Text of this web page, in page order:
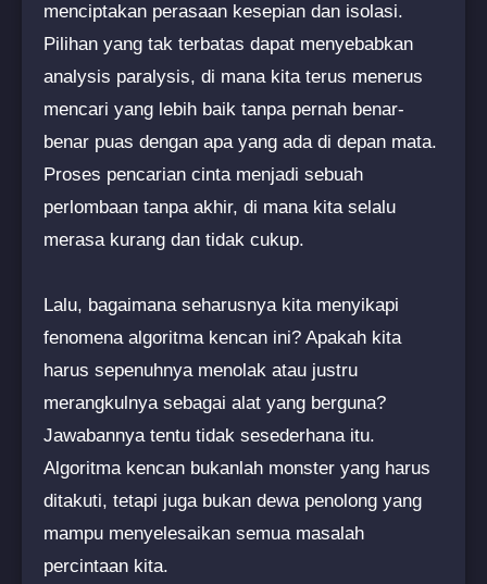
menciptakan perasaan kesepian dan isolasi.
Pilihan yang tak terbatas dapat menyebabkan
analysis paralysis, di mana kita terus menerus
mencari yang lebih baik tanpa pernah benar-
benar puas dengan apa yang ada di depan mata.
Proses pencarian cinta menjadi sebuah
perlombaan tanpa akhir, di mana kita selalu
merasa kurang dan tidak cukup.
Lalu, bagaimana seharusnya kita menyikapi
fenomena algoritma kencan ini? Apakah kita
harus sepenuhnya menolak atau justru
merangkulnya sebagai alat yang berguna?
Jawabannya tentu tidak sesederhana itu.
Algoritma kencan bukanlah monster yang harus
ditakuti, tetapi juga bukan dewa penolong yang
mampu menyelesaikan semua masalah
percintaan kita.